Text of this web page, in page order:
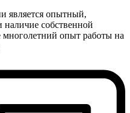
является опытный,
собственной
многолетний опыт работы на